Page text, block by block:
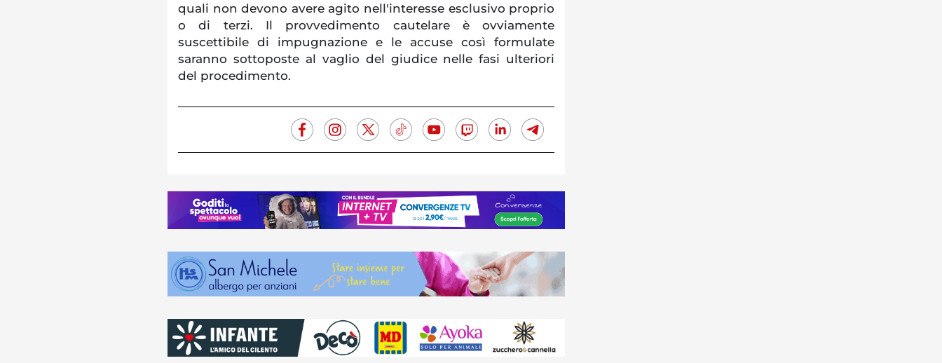
quali non devono avere agito nell'interesse esclusivo proprio
o di terzi. Il provvedimento cautelare è ovviamente
suscettibile di impugnazione e le accuse così formulate
saranno sottoposte al vaglio del giudice nelle fasi ulteriori
del procedimento.